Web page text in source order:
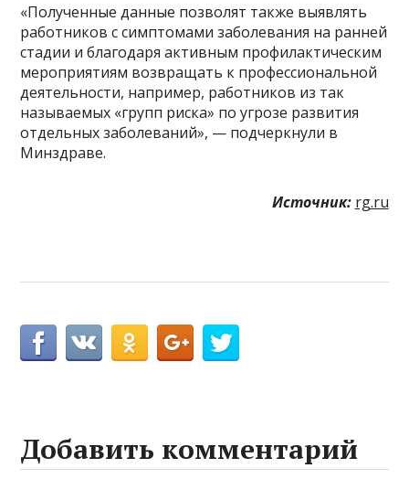
«Полученные данные позволят также выявлять
работников с симптомами заболевания на ранней
стадии и благодаря активным профилактическим
мероприятиям возвращать к профессиональной
деятельности, например, работников из так
называемых «групп риска» по угрозе развития
отдельных заболеваний», — подчеркнули в
Минздраве.
Источник: rg.ru
Добавить комментарий